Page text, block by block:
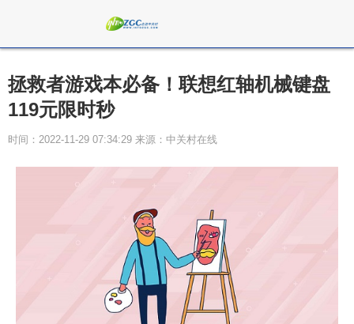
拯救者游戏本必备！联想红轴机械键盘
119元限时秒
时间：2022-11-29 07:34:29 来源：中关村在线